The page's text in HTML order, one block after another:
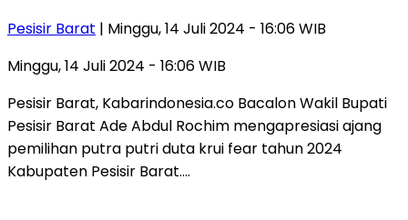
Pesisir Barat | Minggu, 14 Juli 2024 - 16:06 WIB
Minggu, 14 Juli 2024 - 16:06 WIB
Pesisir Barat, Kabarindonesia.co Bacalon Wakil Bupati
Pesisir Barat Ade Abdul Rochim mengapresiasi ajang
pemilihan putra putri duta krui fear tahun 2024
Kabupaten Pesisir Barat….